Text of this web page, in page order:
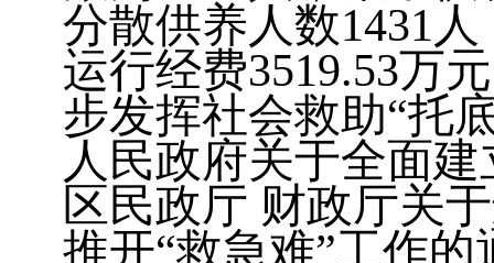
分散供养人数1431
运行经费3519.53万
步发挥社会救助“托
人民政府关于全面
区民政厅 财政厅关
推开“救急难”工作